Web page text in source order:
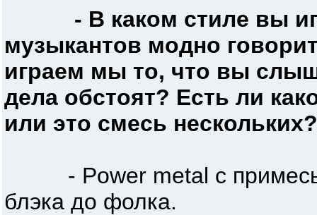
- В каком стиле вы
музыкантов модно
играем мы то, что вы
дела обстоят? Есть ли
или это смесь нескольких?
- Power metal с
блэка до фолка.